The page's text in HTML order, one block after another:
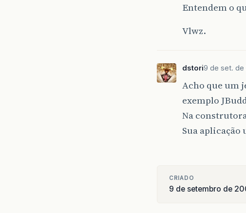
Entendem o
Vlwz.
dstori9 de set. de
Acho que um
exemplo
Na
Sua aplicação
CRIADO
9 de setembro de